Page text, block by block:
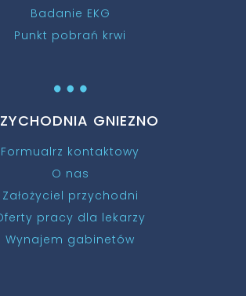
Badanie EKG
Punkt pobrań krwi
…
GNIEZNO
Formualrz kontaktowy
O nas
Założyciel przychodni
pracy dla lekarzy
Wynajem gabinetów